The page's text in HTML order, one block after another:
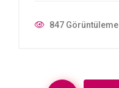
847 Görüntüleme